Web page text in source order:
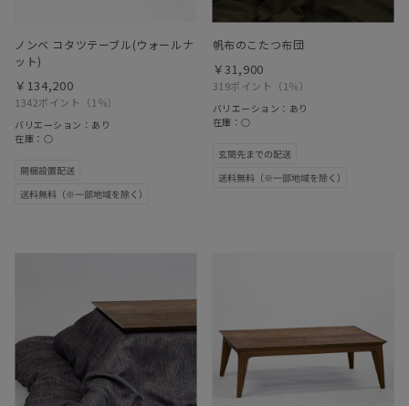
ノンベ コタツテーブル(ウォールナ
ット)
1342ポイント （1％）
￥134,200
バリエーション：あり
在庫：○
帆布のこたつ布団
319ポイント （1％）
￥31,900
バリエーション：あり
在庫：○